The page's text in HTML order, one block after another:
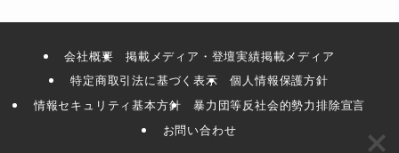
会社概要
掲載メディア・登壇実績掲載メディア
特定商取引法に基づく表示
個人情報保護方針
情報セキュリティ基本方針
暴力団等反社会的勢力排除宣言
お問い合わせ